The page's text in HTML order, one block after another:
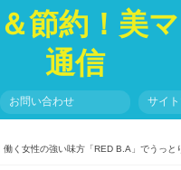
節約！美
通信
お問い合わせ サイ
く女性の強い味方「RED B.A」でうっと